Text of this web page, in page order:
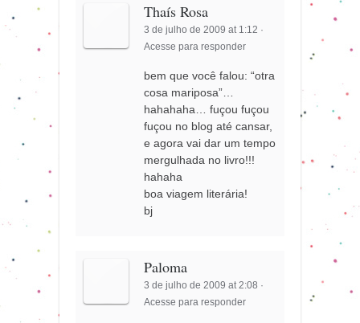
Thaís Rosa
3 de julho de 2009 at 1:12 ·
Acesse para responder
bem que você falou: “otra
cosa mariposa”…
hahahaha… fuçou fuçou
fuçou no blog até cansar,
e agora vai dar um tempo
mergulhada no livro!!!
hahaha
boa viagem literária!
bj
Paloma
3 de julho de 2009 at 2:08 ·
Acesse para responder